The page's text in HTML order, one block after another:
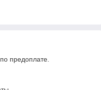
предоплате.